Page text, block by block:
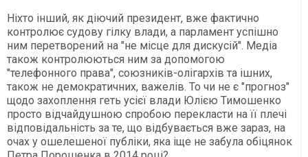
Ніхто інший, як діючий президент, вже фактично
контролює судову гілку влади, а парламент успішно
ним перетворений на "не місце для дискусій". Медіа
також контролюються ним за допомогою
"телефонного права", союзників-олігархів та ішних,
також не демократичних, важелів. То чи не є "прогноз"
щодо захоплення геть усієї влади Юлією Тимошенко
просто відчайдушною спробою перекласти на її плечі
відповідальність за те, що відбувається вже зараз, на
очах у ошелешеної публіки, яка іще не забула обіцянок